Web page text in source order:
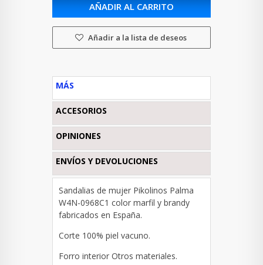
AÑADIR AL CARRITO
Añadir a la lista de deseos
MÁS
ACCESORIOS
OPINIONES
ENVÍOS Y DEVOLUCIONES
Sandalias de mujer Pikolinos Palma
W4N-0968C1 color marfil y brandy
fabricados en España.
Corte 100% piel vacuno.
Forro interior Otros materiales.